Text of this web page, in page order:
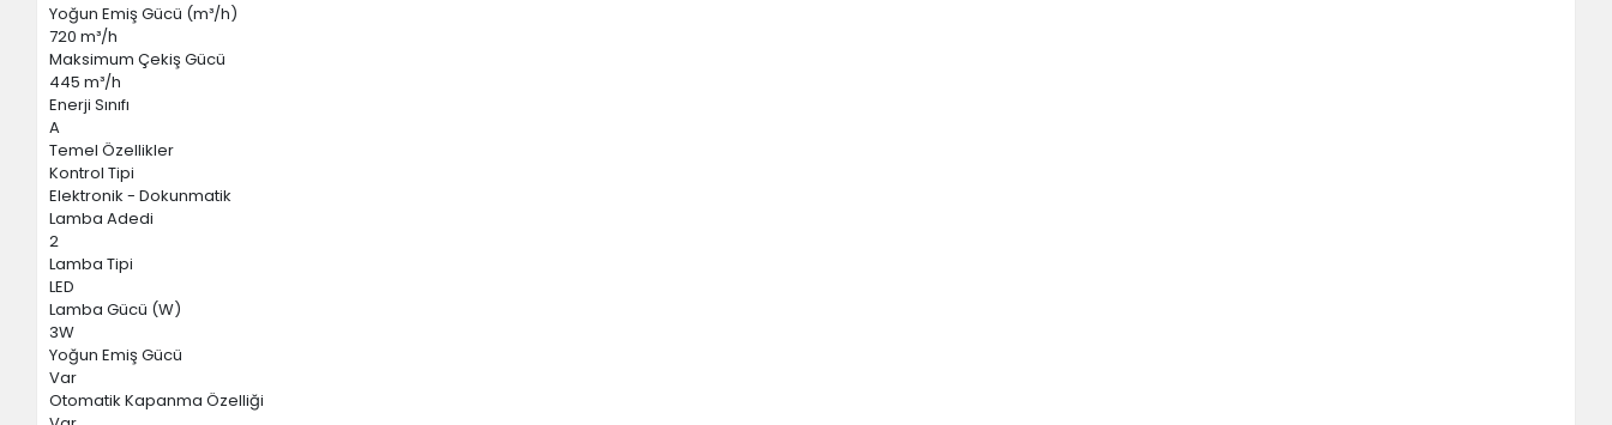
Yoğun Emiş Gücü (m³/h)
720 m³/h
Maksimum Çekiş Gücü
445 m³/h
Enerji Sınıfı
A
Temel Özellikler
Kontrol Tipi
Elektronik - Dokunmatik
Lamba Adedi
2
Lamba Tipi
LED
Lamba Gücü (W)
3W
Yoğun Emiş Gücü
Var
Otomatik Kapanma Özelliği